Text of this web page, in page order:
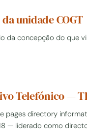
unidade COGT
da concepção do que
Telefónico —
pages directory
— liderado como